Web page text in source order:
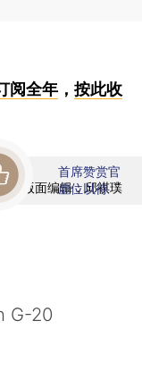
阅全年， 按此收
版面编辑：邱祺璞
首席赞赏官
虚位以待
G-20